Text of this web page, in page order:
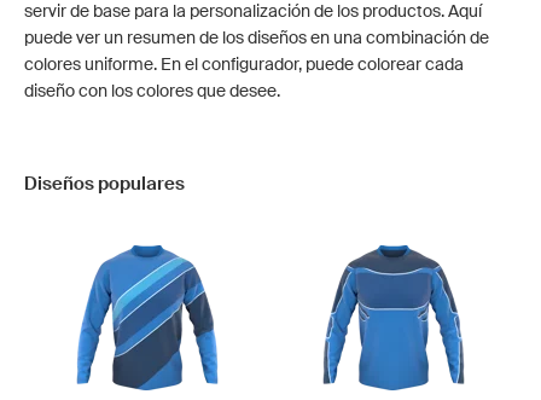
servir de base para la personalización de los productos. Aquí
puede ver un resumen de los diseños en una combinación de
colores uniforme. En el configurador, puede colorear cada
diseño con los colores que desee.
Diseños populares